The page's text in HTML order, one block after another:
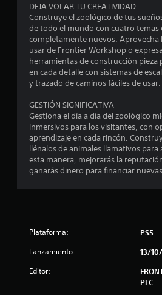
DEJA VOLAR TU CREATIVIDAD
Construye el zoológico de tus
de todo el mundo con cuatro temas
completamente nuevos. Aprovecha
usar de Frontier Workshop o
herramientas de construcción pieza
en cada detalle con sistemas de
y trazado de caminos fáciles de usar.
GESTIÓN SIGNIFICATIVA
Gestiona el día a día del zoológico
inmersivos para los visitantes, con
aprendizaje en cada rincón.
llénalos de animales llamativos
esta manera, mejorarás la
ganarás dinero para financiar
Plataforma: PS5
Lanzamiento: 13/
Editor:
PLC